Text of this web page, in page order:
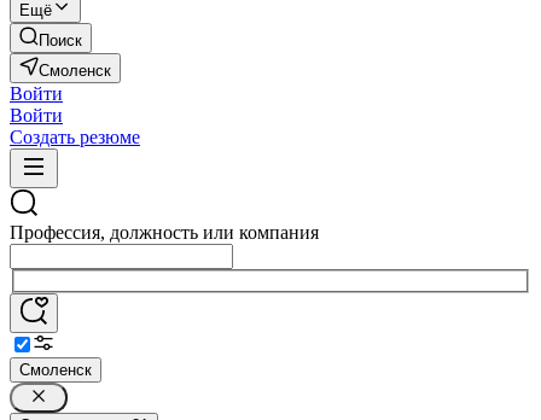
Ещё
Поиск
Смоленск
Войти
Войти
Создать резюме
Профессия, должность или компания
Смоленск